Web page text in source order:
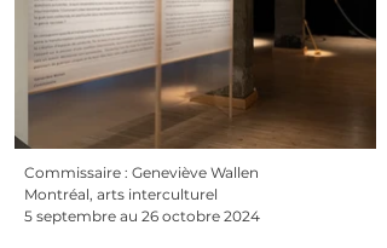
Commissaire : Geneviève Wallen
Montréal, arts interculturel
5 septembre au 26 octobre 2024